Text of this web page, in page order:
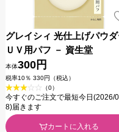
グレイシィ 光仕上げパウ
ＵＶ用パフ － 資生堂
本体300円
税率10％ 330円（税込）
（0）
今すぐのご注文で最短今日(2026/
8)届きます
カートに入れる